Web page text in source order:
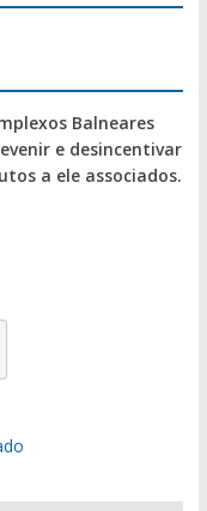
Balneares
e desincentivar
a ele associados.